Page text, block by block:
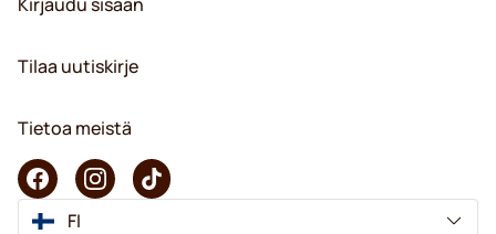
Tilaa uutiskirje
Tietoa meistä
FI